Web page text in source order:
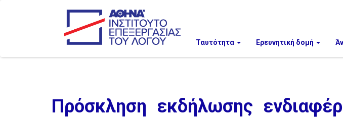
Ταυτότητα Ερευνητική δομή
Πρόσκληση εκδήλωσης